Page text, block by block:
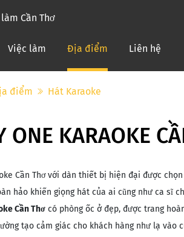
Cần Thơ
Việc làm Địa điểm (current)Liên hệ
điểm Hát Karaoke
ONE KARAOKE
Cần Thơ với dàn thiết bị hiện đại được
hảo khiến giọng hát của ai cũng như ca sĩ
Cần Thơ có phòng ốc ở đẹp, được trang
tạo cảm giác cho khách hàng như lạ vào